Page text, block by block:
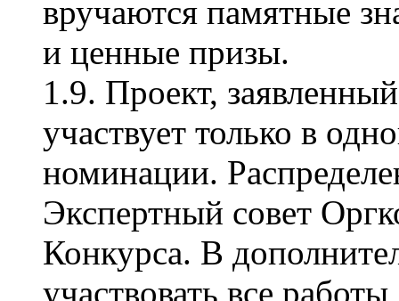
вручаются памятные
и ценные призы.
1.9. Проект,
участвует только в
номинации.
Экспертный совет
Конкурса. В
участвовать все